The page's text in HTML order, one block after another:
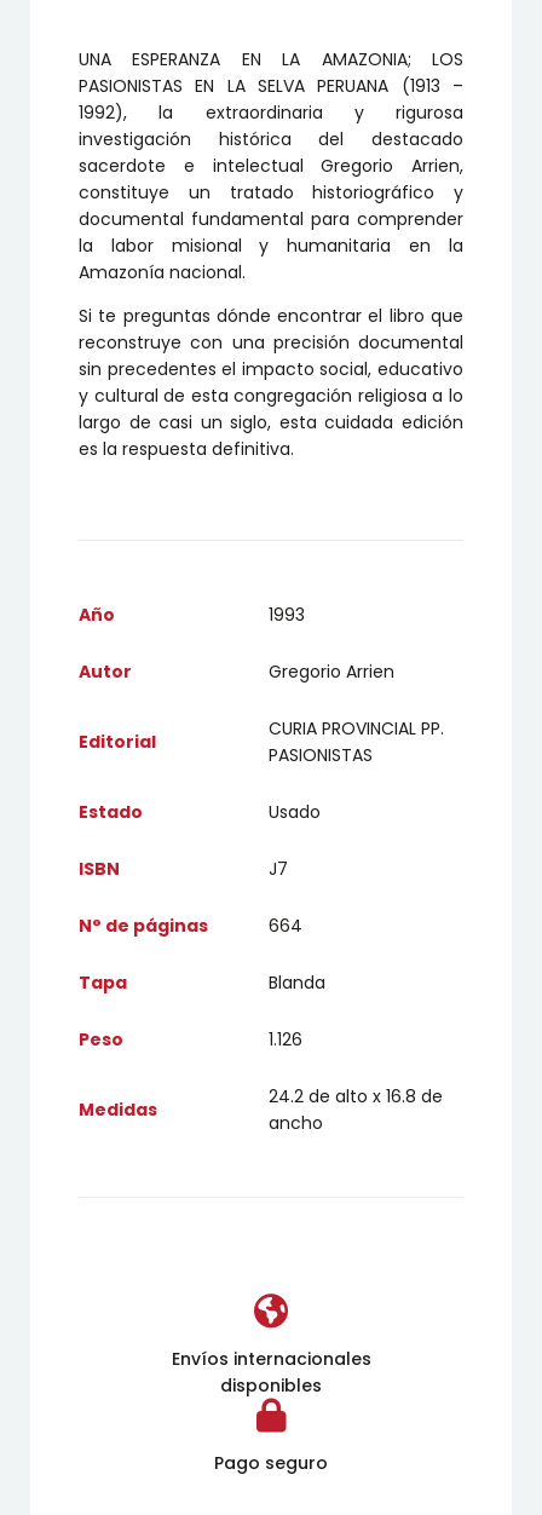
SELVA
PERUANA
(1913
–
1992)
cantidad
UNA ESPERANZA EN LA AMAZONIA; LOS
PASIONISTAS EN LA SELVA PERUANA (1913 –
1992), la extraordinaria y rigurosa
investigación histórica del destacado
sacerdote e intelectual Gregorio Arrien,
constituye un tratado historiográfico y
documental fundamental para comprender
la labor misional y humanitaria en la
Amazonía nacional.
Si te preguntas dónde encontrar el libro que
reconstruye con una precisión documental
sin precedentes el impacto social, educativo
y cultural de esta congregación religiosa a lo
largo de casi un siglo, esta cuidada edición
es la respuesta definitiva.
Año 1993
Autor Gregorio Arrien
Editorial
CURIA PROVINCIAL PP.
PASIONISTAS
Estado Usado
ISBN J7
N° de páginas 664
Tapa Blanda
Peso 1.126
Medidas
24.2 de alto x 16.8 de
ancho
Envíos internacionales
disponibles
Pago seguro